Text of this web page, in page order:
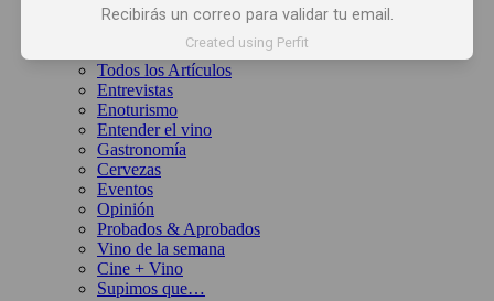
Inicio
Todos los Artículos
Entrevistas
Enoturismo
Entender el vino
Gastronomía
Cervezas
Eventos
Opinión
Probados & Aprobados
Vino de la semana
Cine + Vino
Supimos que…
Recibirás un correo para validar tu email.
Created using Perfit